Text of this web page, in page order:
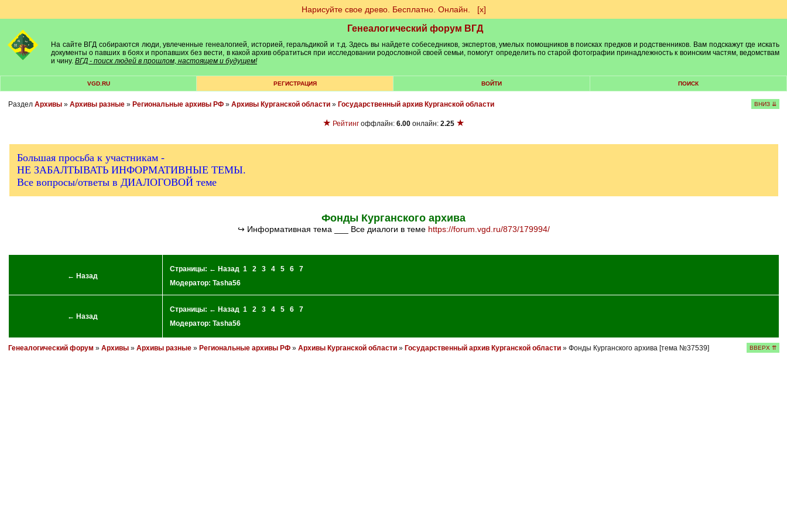
Нарисуйте свое древо. Бесплатно. Онлайн. [х]
Генеалогический форум ВГД
На сайте ВГД собираются люди, увлеченные генеалогией, историей, геральдикой и т.д. Здесь вы найдете собеседников, экспертов, умелых помощников в поисках предков и родственников. Вам подскажут где искать
документы о павших в боях и пропавших без вести, в какой архив обратиться при исследовании родословной своей семьи, помогут определить по старой фотографии принадлежность к воинским частям, ведомствам
и чину. ВГД - поиск людей в прошлом, настоящем и будущем!
VGD.RU РЕГИСТРАЦИЯ ВОЙТИ ПОИСК
Раздел Архивы» Архивы разные» Региональные архивы РФ» Архивы Курганской области» Государственный архив Курганской области ВНИЗ ⇊
★ Рейтинг оффлайн: 6.00 онлайн: 2.25 ★
Большая просьба к участникам -
НЕ ЗАБАЛТЫВАТЬ ИНФОРМАТИВНЫЕ ТЕМЫ.
Все вопросы/ответы в ДИАЛОГОВОЙ теме
Фонды Курганского архива
↪ Информативная тема ___ Все диалоги в теме https://forum.vgd.ru/873/179994/
← Назад
Страницы: ← Назад 1 2 3 4 5 6
7
Модератор: Tasha56
← Назад
Страницы: ← Назад 1 2 3 4 5 6
7
Модератор: Tasha56
Генеалогический форум » Архивы» Архивы разные» Региональные архивы РФ» Архивы Курганской области» Государственный архив Курганской области» Фонды Курганского архива [тема №37539] ВВЕРХ ⇈